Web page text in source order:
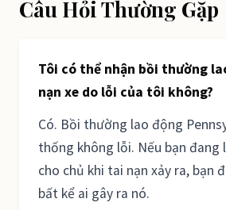
Câu Hỏi Thường Gặp
Tôi có thể nhận bồi thường
nạn xe do lỗi của tôi không?
Có. Bồi thường lao động
thống không lỗi. Nếu bạn đang
cho chủ khi tai nạn xảy ra, bạn
bất kể ai gây ra nó.